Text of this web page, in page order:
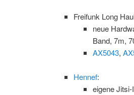
Freifunk Long
neue
Band, 7m,
AX5043,
Hennef:
eigene